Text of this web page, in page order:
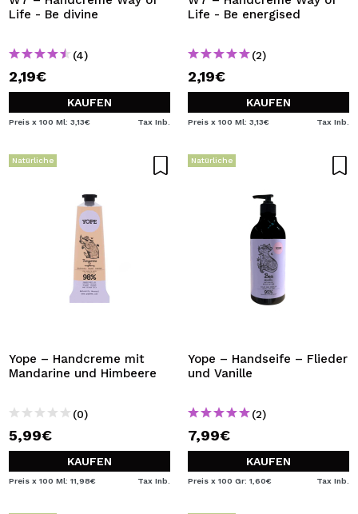
Life - Be divine
(4)
2,19€
KAUFEN
Preis x 100 Ml: 3,13€ Tax Inb.
Life - Be energised
(2)
2,19€
KAUFEN
Preis x 100 Ml: 3,13€ Tax Inb.
Natürliche
Yope – Handcreme mit
Mandarine und Himbeere
(0)
5,99€
KAUFEN
Preis x 100 Ml: 11,98€ Tax Inb.
Natürliche
Yope – Handseife – Flieder
und Vanille
(2)
7,99€
KAUFEN
Preis x 100 Gr: 1,60€ Tax Inb.